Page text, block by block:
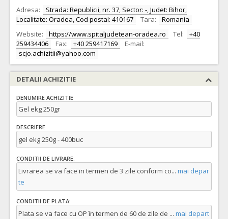
Adresa:
Strada: Republicii, nr. 37, Sector: -, Judet: Bihor,
Localitate: Oradea, Cod postal: 410167
Tara:
Romania
Website:
https://www.spitaljudetean-oradea.ro Tel:
+40
259434406
Fax: +40 259417169
E-mail:
scjo.achizitii@yahoo.com
DETALII ACHIZITIE
DENUMIRE ACHIZITIE
Gel ekg 250gr
DESCRIERE
gel ekg 250g - 400buc
CONDITII DE LIVRARE:
Livrarea se va face in termen de 3 zile conform co... mai depar
te
CONDITII DE PLATA:
Plata se va face cu OP în termen de 60 de zile de ... mai depart